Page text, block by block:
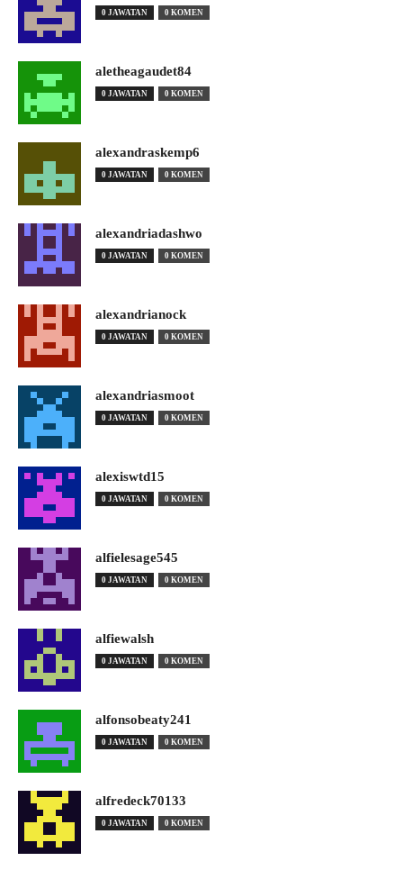
0 JAWATAN 0 KOMEN
aletheagaudet84
0 JAWATAN 0 KOMEN
alexandraskemp6
0 JAWATAN 0 KOMEN
alexandriadashwo
0 JAWATAN 0 KOMEN
alexandrianock
0 JAWATAN 0 KOMEN
alexandriasmoot
0 JAWATAN 0 KOMEN
alexiswtd15
0 JAWATAN 0 KOMEN
alfielesage545
0 JAWATAN 0 KOMEN
alfiewalsh
0 JAWATAN 0 KOMEN
alfonsobeaty241
0 JAWATAN 0 KOMEN
alfredeck70133
0 JAWATAN 0 KOMEN